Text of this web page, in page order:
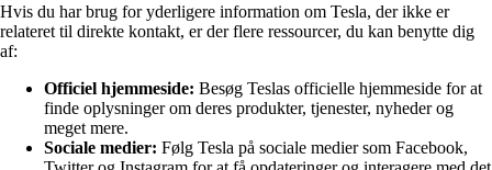
Hvis du har brug for yderligere information om Tesla, der ikke er
relateret til direkte kontakt, er der flere ressourcer, du kan benytte dig
af:
Officiel hjemmeside: Besøg Teslas officielle hjemmeside for at
finde oplysninger om deres produkter, tjenester, nyheder og
meget mere.
Sociale medier: Følg Tesla på sociale medier som Facebook,